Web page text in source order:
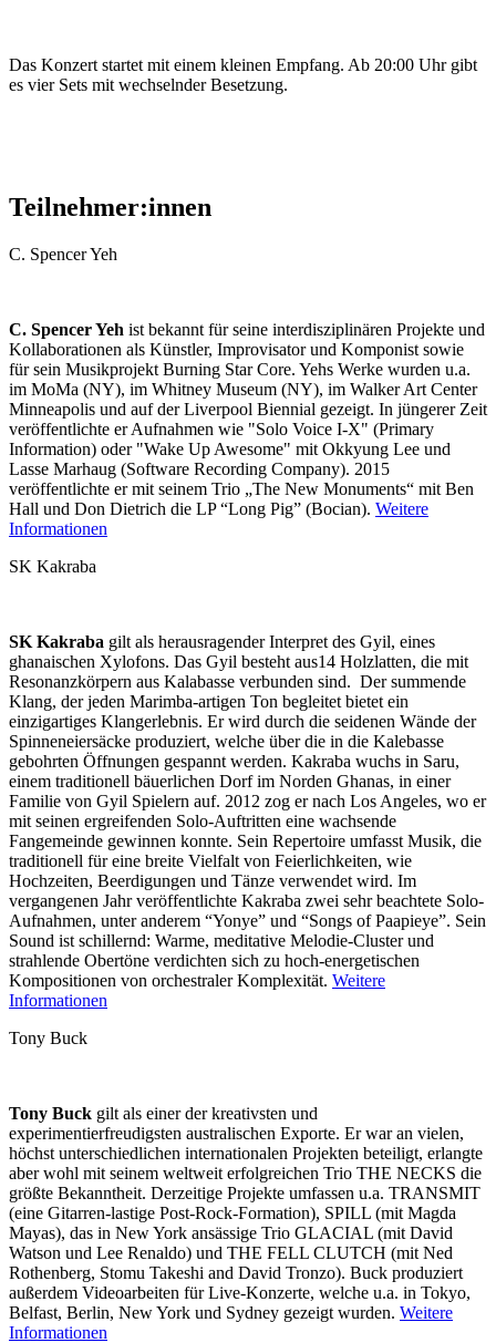
Das Konzert startet mit einem kleinen Empfang. Ab 20:00 Uhr gibt
es vier Sets mit wechselnder Besetzung.
Teilnehmer:innen
C. Spencer Yeh
C. Spencer Yeh ist bekannt für seine interdisziplinären Projekte und
Kollaborationen als Künstler, Improvisator und Komponist sowie
für sein Musikprojekt Burning Star Core. Yehs Werke wurden u.a.
im MoMa (NY), im Whitney Museum (NY), im Walker Art Center
Minneapolis und auf der Liverpool Biennial gezeigt. In jüngerer Zeit
veröffentlichte er Aufnahmen wie "Solo Voice I-X" (Primary
Information) oder "Wake Up Awesome" mit Okkyung Lee und
Lasse Marhaug (Software Recording Company). 2015
veröffentlichte er mit seinem Trio „The New Monuments“ mit Ben
Hall und Don Dietrich die LP “Long Pig” (Bocian). Weitere
Informationen
SK Kakraba
SK Kakraba gilt als herausragender Interpret des Gyil, eines
ghanaischen Xylofons. Das Gyil besteht aus14 Holzlatten, die mit
Resonanzkörpern aus Kalabasse verbunden sind. Der summende
Klang, der jeden Marimba-artigen Ton begleitet bietet ein
einzigartiges Klangerlebnis. Er wird durch die seidenen Wände der
Spinneneiersäcke produziert, welche über die in die Kalebasse
gebohrten Öffnungen gespannt werden. Kakraba wuchs in Saru,
einem traditionell bäuerlichen Dorf im Norden Ghanas, in einer
Familie von Gyil Spielern auf. 2012 zog er nach Los Angeles, wo er
mit seinen ergreifenden Solo-Auftritten eine wachsende
Fangemeinde gewinnen konnte. Sein Repertoire umfasst Musik, die
traditionell für eine breite Vielfalt von Feierlichkeiten, wie
Hochzeiten, Beerdigungen und Tänze verwendet wird. Im
vergangenen Jahr veröffentlichte Kakraba zwei sehr beachtete Solo-
Aufnahmen, unter anderem “Yonye” und “Songs of Paapieye”. Sein
Sound ist schillernd: Warme, meditative Melodie-Cluster und
strahlende Obertöne verdichten sich zu hoch-energetischen
Kompositionen von orchestraler Komplexität. Weitere
Informationen
Tony Buck
Tony Buck gilt als einer der kreativsten und
experimentierfreudigsten australischen Exporte. Er war an vielen,
höchst unterschiedlichen internationalen Projekten beteiligt, erlangte
aber wohl mit seinem weltweit erfolgreichen Trio THE NECKS die
größte Bekanntheit. Derzeitige Projekte umfassen u.a. TRANSMIT
(eine Gitarren-lastige Post-Rock-Formation), SPILL (mit Magda
Mayas), das in New York ansässige Trio GLACIAL (mit David
Watson und Lee Renaldo) und THE FELL CLUTCH (mit Ned
Rothenberg, Stomu Takeshi and David Tronzo). Buck produziert
außerdem Videoarbeiten für Live-Konzerte, welche u.a. in Tokyo,
Belfast, Berlin, New York und Sydney gezeigt wurden. Weitere
Informationen